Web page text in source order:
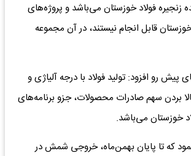
زنجیره فولاد خوزستان می‌باشد و پروژه‌های
قابل انجام نیستند، در آن مجموعه
پیش رو افزود: تولید فولاد با درجه آلیاژی و
بردن سهم صادرات محصولات، جزو برنامه‌های
خوزستان می‌باشد.
که تا پایان بهمن‌ماه، خروجی شمش در